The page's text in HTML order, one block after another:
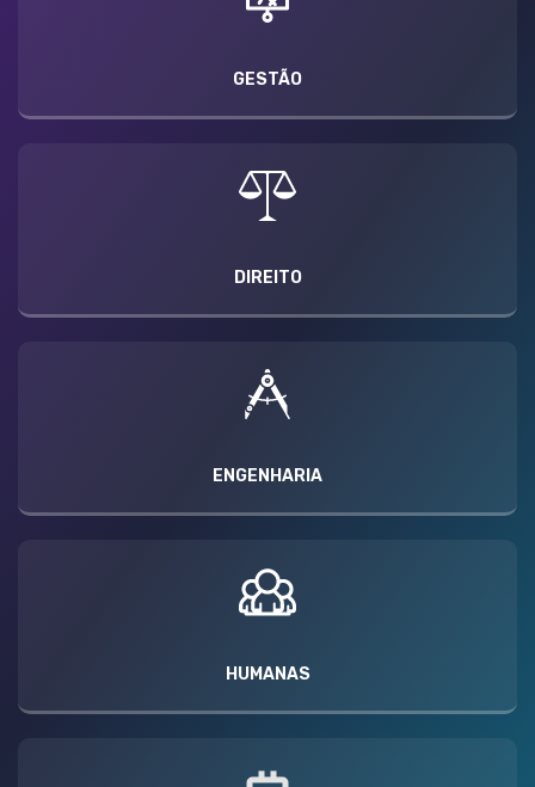
GESTÃO
DIREITO
ENGENHARIA
HUMANAS